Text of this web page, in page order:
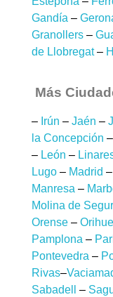
Gandía –
Granollers –
de Llobregat–
Más
– Irún – Jaén –
la Concepción –
– León –
Lugo – Madrid –
Manresa –
Molina de
Orense –
Pamplona –
Pontevedra –
Rivas–
Sabadell
–